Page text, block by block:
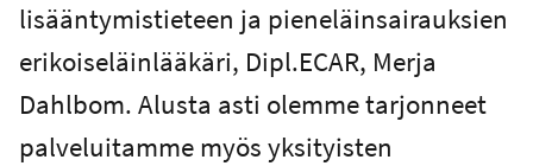
lisääntymistieteen ja pieneläinsairauksien
erikoiseläinlääkäri, Dipl.ECAR, Merja
Dahlbom. Alusta asti olemme tarjonneet
palveluitamme myös yksityisten